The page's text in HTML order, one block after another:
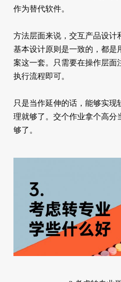
作为替代软件。
方法层面来说，交互产品设计
基本设计原则是一致的，都是
案这一套。只需要在操作层面
执行流程即可。
只是当作延伸的话，能够实现
理就够了。交个作业拿个高分
够了。